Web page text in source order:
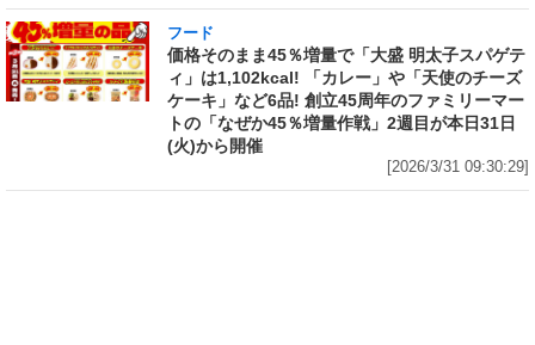
フード
価格そのまま45％増量で「大盛 明太子スパゲテ
ィ」は1,102kcal! 「カレー」や「天使のチーズ
ケーキ」など6品! 創立45周年のファミリーマー
トの「なぜか45％増量作戦」2週目が本日31日
(火)から開催
[2026/3/31 09:30:29]